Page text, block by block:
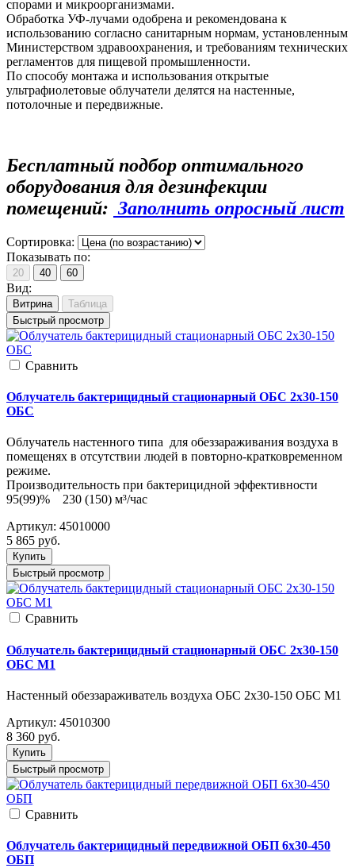
спорами и микроорганизмами.
Обработка УФ-лучами одобрена и рекомендована к
использованию согласно санитарным нормам, установленным
Министерством здравоохранения, и требованиям технических
регламентов для пищевой промышленности.
По способу монтажа и использования открытые
ультрафиолетовые облучатели делятся на настенные,
потолочные и передвижные.
Бесплатный подбор оптимального
оборудования для дезинфекции
помещений: Заполнить опросный лист
Сортировка:
Показывать по:
20 40 60
Вид:
Витрина
Таблица
Быстрый просмотр
Cравнить
Облучатель бактерицидный стационарный ОБС 2х30-150
ОБС
Облучатель настенного типа для обеззараживания воздуха в
помещенях в отсутствии людей в повторно-кратковременном
режиме.
Производительность при бактерицидной эффективности
95(99)% 230 (150) м³/час
Артикул: 45010000
5 865 руб.
Купить
Быстрый просмотр
Cравнить
Облучатель бактерицидный стационарный ОБС 2х30-150
ОБС М1
Настенный обеззараживатель воздуха ОБС 2х30-150 ОБС М1
Артикул: 45010300
8 360 руб.
Купить
Быстрый просмотр
Cравнить
Облучатель бактерицидный передвижной ОБП 6х30-450
ОБП